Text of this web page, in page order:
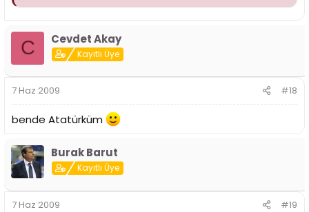
C Cevdet Akay
Kayıtlı Üye
7 Haz 2009 #18
bende Atatürküm
Burak Barut
Kayıtlı Üye
7 Haz 2009 #19